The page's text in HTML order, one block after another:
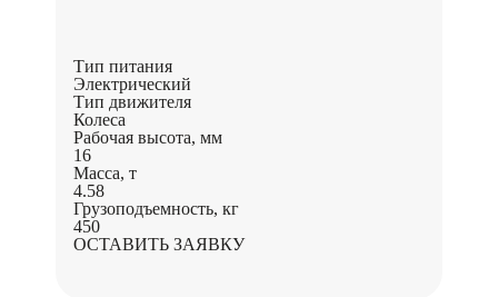
Тип питания
Электрический
Тип движителя
Колеса
Рабочая высота, мм
16
Масса, т
4.58
Грузоподъемность, кг
450
ОСТАВИТЬ ЗАЯВКУ